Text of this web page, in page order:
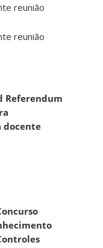
reunião
reunião
Referendum
docente